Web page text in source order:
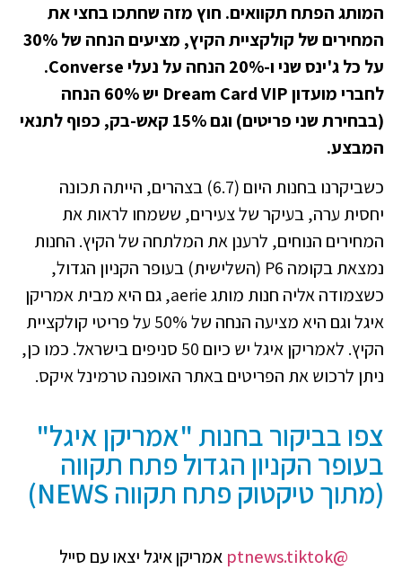
המותג הפתח תקוואים. חוץ מזה שחתכו בחצי את
המחירים של קולקציית הקיץ, מציעים הנחה של 30%
על כל ג'ינס שני ו-20% הנחה על נעלי Converse.
לחברי מועדון Dream Card VIP יש 60% הנחה
(בבחירת שני פריטים) וגם 15% קאש-בק, כפוף לתנאי
המבצע.
כשביקרנו בחנות היום (6.7) בצהרים, הייתה תכונה
יחסית ערה, בעיקר של צעירים, ששמחו לראות את
המחירים הנוחים, לרענן את המלתחה של הקיץ. החנות
נמצאת בקומה P6 (השלישית) בעופר הקניון הגדול,
כשצמודה אליה חנות מותג aerie, גם היא מבית אמריקן
איגל וגם היא מציעה הנחה של 50% על פריטי קולקציית
הקיץ. לאמריקן איגל יש כיום 50 סניפים בישראל. כמו כן,
ניתן לרכוש את הפריטים באתר האופנה טרמינל איקס.
צפו בביקור בחנות "אמריקן איגל"
בעופר הקניון הגדול פתח תקווה
(מתוך טיקטוק פתח תקווה NEWS)
@ptnews.tiktok
אמריקן איגל יצאו עם סייל